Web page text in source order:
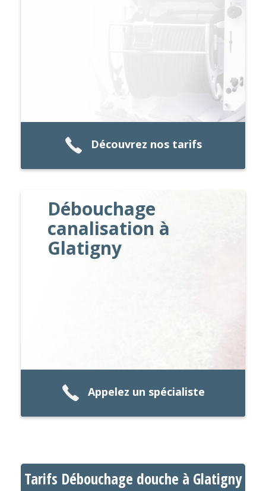
Découvrez nos tarifs
Débouchage
canalisation à
Glatigny
Appelez un spécialiste
Tarifs Débouchage douche à Glatigny